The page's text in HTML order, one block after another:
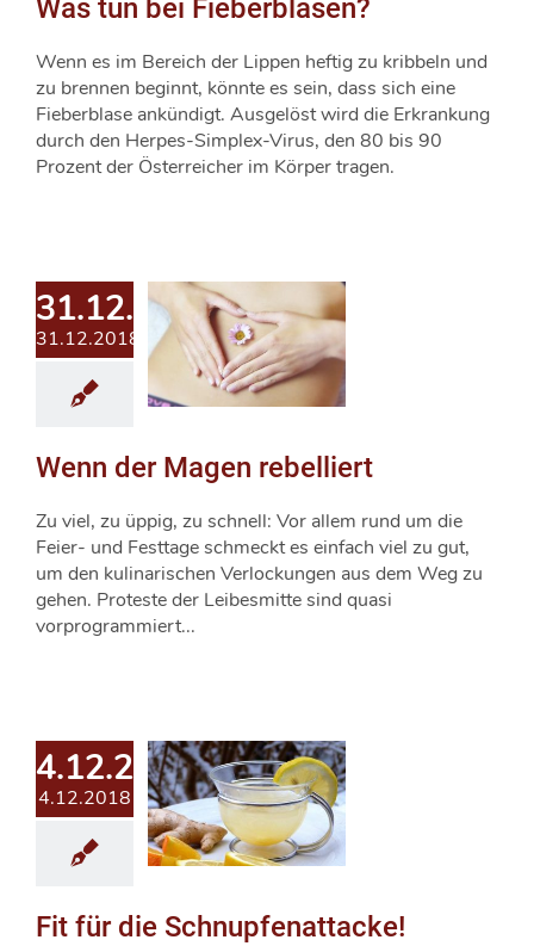
Was tun bei Fieberblasen?
Wenn es im Bereich der Lippen heftig zu kribbeln und
zu brennen beginnt, könnte es sein, dass sich eine
Fieberblase ankündigt. Ausgelöst wird die Erkrankung
durch den Herpes-Simplex-Virus, den 80 bis 90
Prozent der Österreicher im Körper tragen.
31.12.2018
31.12.2018
Wenn der Magen rebelliert
Zu viel, zu üppig, zu schnell: Vor allem rund um die
Feier- und Festtage schmeckt es einfach viel zu gut,
um den kulinarischen Verlockungen aus dem Weg zu
gehen. Proteste der Leibesmitte sind quasi
vorprogrammiert...
4.12.2018
4.12.2018
Fit für die Schnupfenattacke!